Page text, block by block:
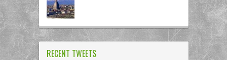
RECENT TWEETS